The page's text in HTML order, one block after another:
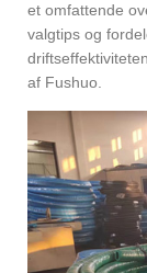
et omfattende
valgtips og
af Fushuo.